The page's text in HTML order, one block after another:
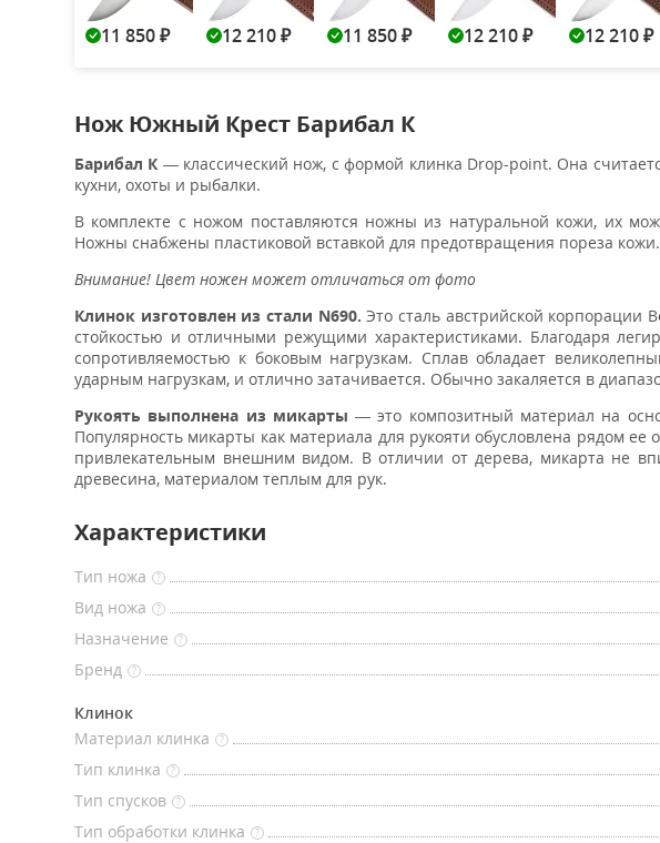
11 850 ₽ 12 210 ₽ 11 850 ₽ 12 210 ₽ 12 210 ₽
Нож Южный Крест Барибал К
Барибал К — классический нож, с формой клинка Drop-point. Она
кухни, охоты и рыбалки.
В комплекте с ножом поставляются ножны из натуральной кожи, их
Ножны снабжены пластиковой вставкой для предотвращения пореза
Внимание! Цвет ножен может отличаться от фото
Клинок изготовлен из стали N690.Это сталь австрийской корпорации
стойкостью и отличными режущими характеристиками. Благодаря
сопротивляемостью к боковым нагрузкам. Сплав обладает
ударным нагрузкам, и отлично затачивается. Обычно закаляется в
Рукоять выполнена из микарты — это композитный материал на
Популярность микарты как материала для рукояти обусловлена рядом
привлекательным внешним видом. В отличии от дерева, микарта не
древесина, материалом теплым для рук.
Характеристики
Тип ножа ?
Вид ножа ?
Назначение ?
Бренд ?
Клинок
Материал клинка
?
Тип клинка ?
Тип спусков ?
Тип обработки клинка ?